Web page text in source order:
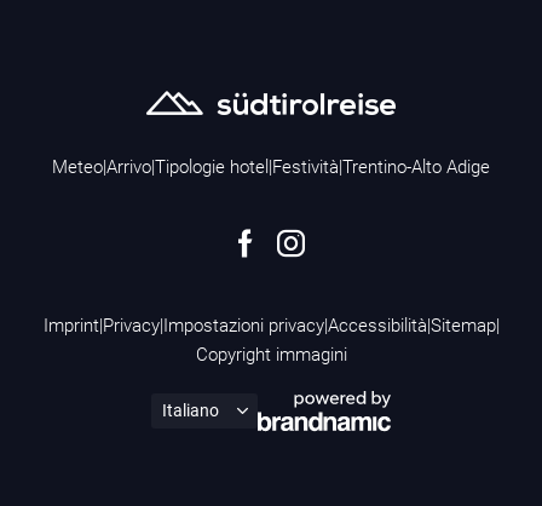
Meteo|Arrivo|Tipologie hotel |Festività|Trentino-Alto Adige
Imprint|Privacy|Impostazioni privacy|Accessibilità|Sitemap|
Copyright immagini